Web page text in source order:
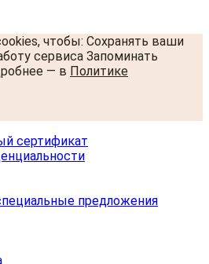
чтобы: Сохранять ваши
сервиса Запоминать
— в Политике
сертификат
предложения